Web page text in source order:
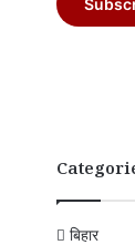
बिहार